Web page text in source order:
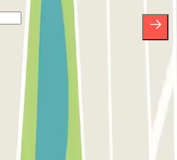
acceptez notre politique de confidentialité
commerciales de Parclick. Sans
vous désinscrire quand vous le